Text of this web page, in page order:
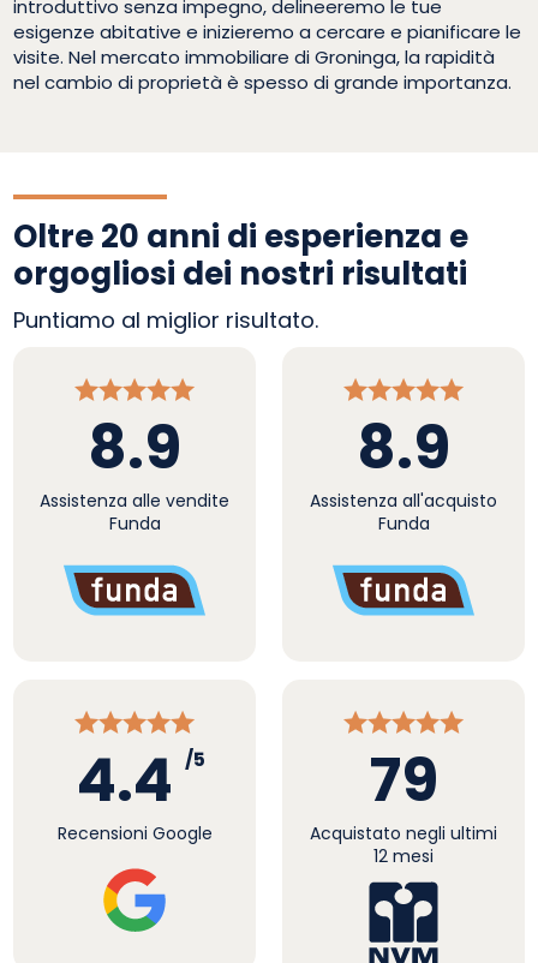
introduttivo senza impegno, delineeremo le tue
esigenze abitative e inizieremo a cercare e pianificare le
visite. Nel mercato immobiliare di Groninga, la rapidità
nel cambio di proprietà è spesso di grande importanza.
Oltre 20 anni di esperienza e
orgogliosi dei nostri risultati
Puntiamo al miglior risultato.
8.9
Assistenza alle vendite
Funda
8.9
Assistenza all'acquisto
Funda
4.4 /5
Recensioni Google
79
Acquistato negli ultimi
12 mesi